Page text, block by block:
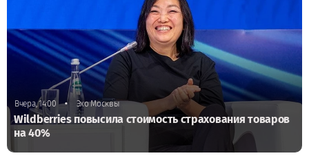
Вчера, 14:00 • Эхо Москвы
Wildberries повысила стоимость страхования товаров
на 40%